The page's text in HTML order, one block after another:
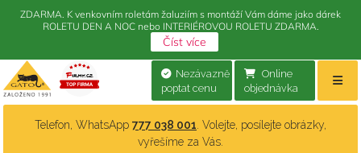
Online
objednávka
Nezávazně
poptat cenu
Telefon, WhatsApp 777 038 001 . Volejte, posílejte obrázky,
vyřešíme za Vás.
ZDARMA. K venkovním roletám žaluziím s montáží Vám dáme jako dárek
ROLETU DEN A NOC nebo INTERIÉROVOU ROLETU ZDARMA.
Číst více